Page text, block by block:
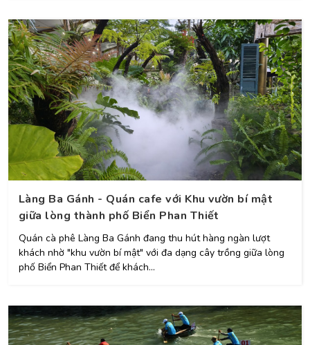
Làng Ba Gánh - Quán cafe với Khu vườn bí mật
giữa lòng thành phố Biển Phan Thiết
Quán cà phê Làng Ba Gánh đang thu hút hàng ngàn lượt
khách nhờ "khu vườn bí mật" với đa dạng cây trồng giữa lòng
phố Biển Phan Thiết để khách...